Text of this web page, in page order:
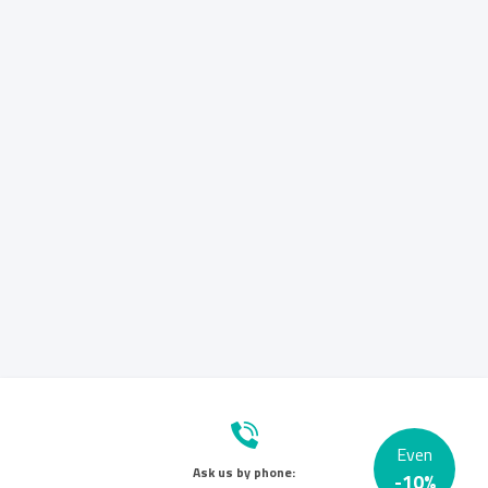
Ask us by phone:
Even
-10%